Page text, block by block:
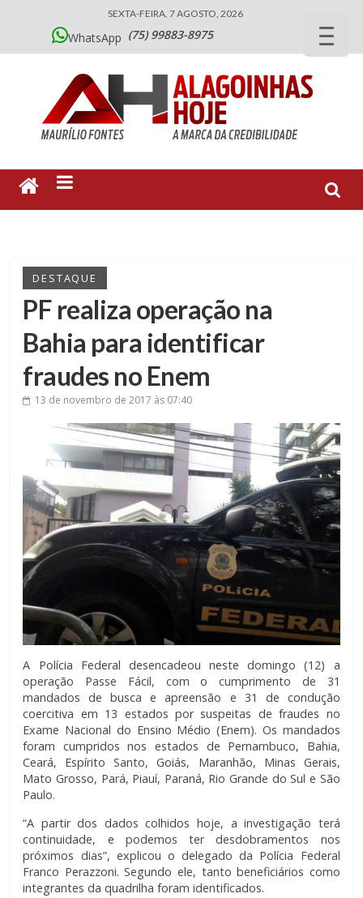
SEXTA-FEIRA, 7 AGOSTO, 2026
WhatsApp (75) 99883-8975
DESTAQUE
PF realiza operação na
Bahia para identificar
fraudes no Enem
13 de novembro de 2017 às 07:40
A Polícia Federal desencadeou neste domingo (12) a
operação Passe Fácil, com o cumprimento de 31
mandados de busca e apreensão e 31 de condução
coercitiva em 13 estados por suspeitas de fraudes no
Exame Nacional do Ensino Médio (Enem). Os mandados
foram cumpridos nos estados de Pernambuco, Bahia,
Ceará, Espírito Santo, Goiás, Maranhão, Minas Gerais,
Mato Grosso, Pará, Piauí, Paraná, Rio Grande do Sul e São
Paulo.
“A partir dos dados colhidos hoje, a investigação terá
continuidade, e podemos ter desdobramentos nos
próximos dias”, explicou o delegado da Polícia Federal
Franco Perazzoni. Segundo ele, tanto beneficiários como
integrantes da quadrilha foram identificados.